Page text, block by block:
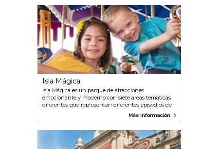
lamentando su muerte. Es una iglesia moderna en
el estilo neobarroco, construido entre 1936 y 1941 por
el arquitecto Gómez Millán.
Isla Mágica
Isla Mágica es un parque de atracciones
emocionante y moderno con siete áreas temáticas
diferentes que representan diferentes episodios de
la historia española del siglo 16. Este es un lugar
donde toda la familia puede disfrutar en la montaña
cuatro juegos de agua diferentes o explorar el barco
Más información